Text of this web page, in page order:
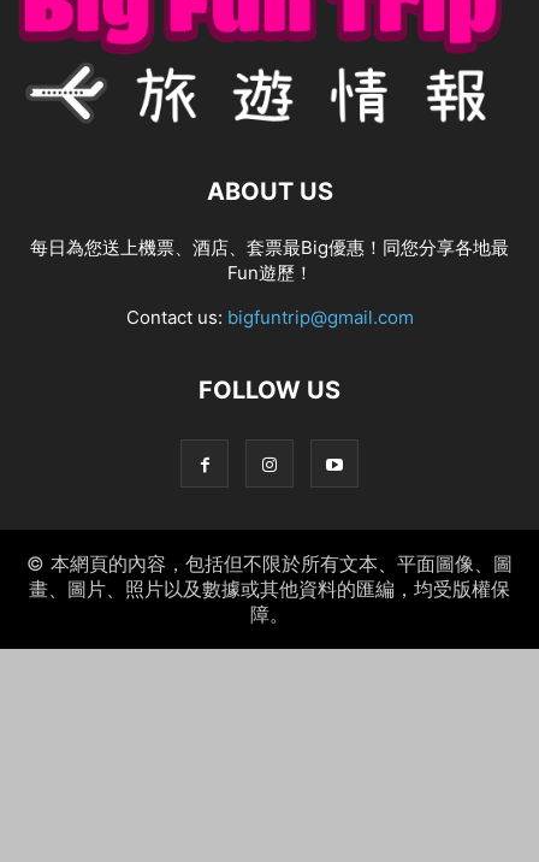
ABOUT US
每日為您送上機票、酒店、套票最Big優惠！同您分享各地最
Fun遊歷！
Contact us: bigfuntrip@gmail.com
FOLLOW US
© 本網頁的內容，包括但不限於所有文本、平面圖像、圖
畫、圖片、照片以及數據或其他資料的匯編，均受版權保
障。